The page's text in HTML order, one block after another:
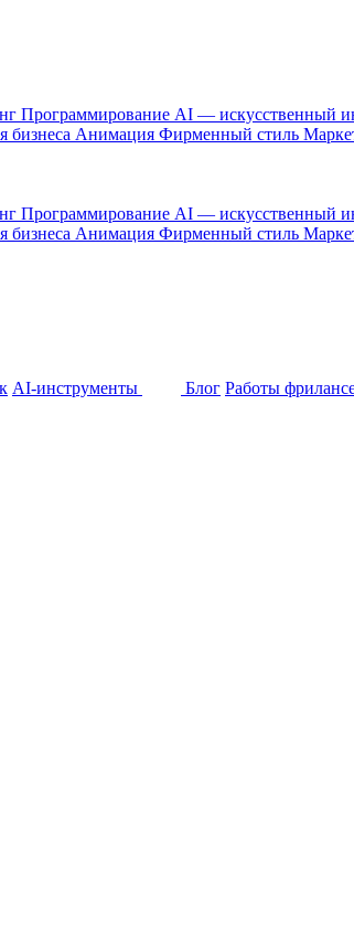
Программирование AI — искусственный
бизнеса Анимация Фирменный стиль
Программирование AI — искусственный
бизнеса Анимация Фирменный стиль
AI-инструменты Блог Работы